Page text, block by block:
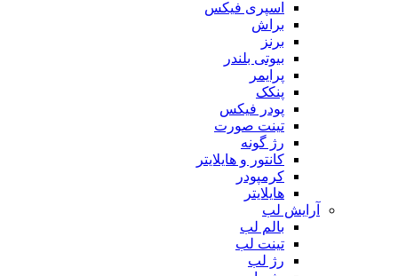
اسپری فیکس
براش
برنز
بیوتی بلندر
پرایمر
پنکک
پودر فیکس
تینت صورت
رژ گونه
کانتور و هایلایتر
کرمپودر
هایلایتر
آرایش لب
بالم لب
تینت لب
رژ لب